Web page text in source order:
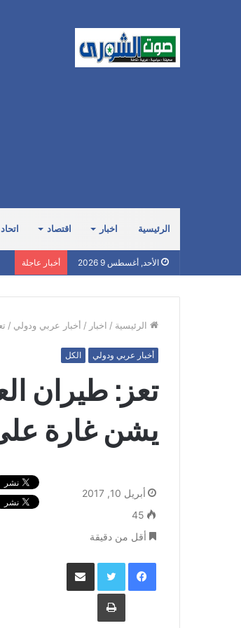
الرئيسية اخبار اقتصاد
الأحد, أغسطس 9 2026 أخبار عاجلة
الرئيسية / اخبار / أخبار عربي ودولي /
أخبار عربي ودولي الكل
تعز: طيران
يشن غارة
أبريل 10, 2017
45
أقل من دقيقة
فيسبوك تويتر
طباعة